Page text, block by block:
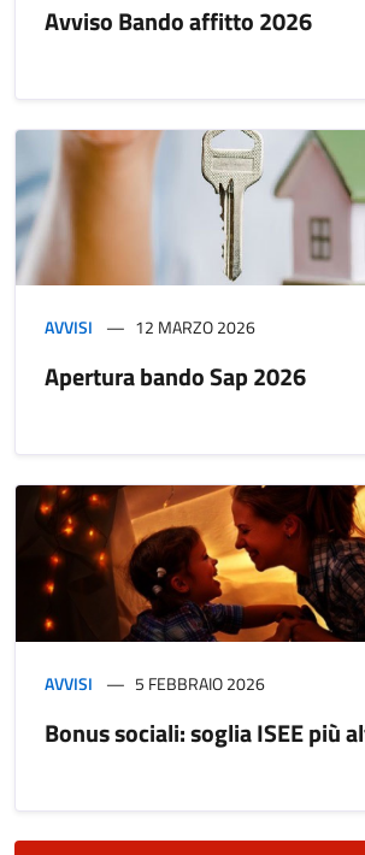
Avviso Bando affitto 2026
AVVISI 12 MARZO 2026
Apertura bando Sap 2026
AVVISI 5 FEBBRAIO 2026
Bonus sociali: soglia ISEE più